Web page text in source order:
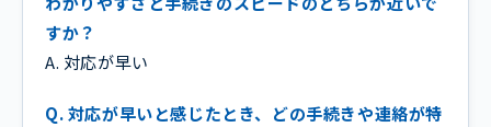
すか？
A. 対応が早い
Q. 対応が早いと感じたとき、どの手続きや連絡が特